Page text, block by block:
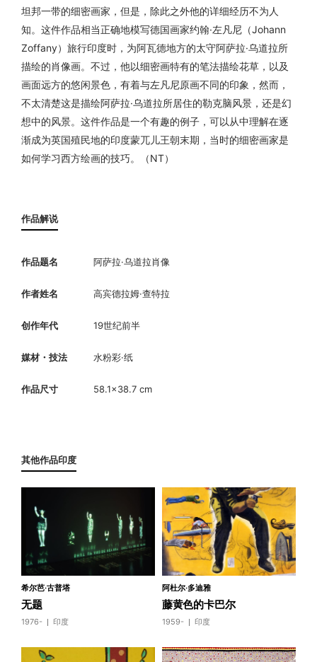
坦邦一带的细密画家，但是，除此之外他的详细经历不为人
知。这件作品相当正确地模写德国画家约翰·左凡尼（Johann
Zoffany）旅行印度时，为阿瓦德地方的太守阿萨拉·乌道拉所
描绘的肖像画。不过，他以细密画特有的笔法描绘花草，以及
画面远方的悠闲景色，有着与左凡尼原画不同的印象，然而，
不太清楚这是描绘阿萨拉·乌道拉所居住的勒克脑风景，还是幻
想中的风景。这件作品是一个有趣的例子，可以从中理解在逐
渐成为英国殖民地的印度蒙兀儿王朝末期，当时的细密画家是
如何学习西方绘画的技巧。（NT）
作品解说
作品题名 阿萨拉·乌道拉肖像
作者姓名 高宾德拉姆·查特拉
创作年代 19世纪前半
媒材・技法 水粉彩·纸
作品尺寸 58.1×38.7 cm
其他作品印度
希尔芭·古普塔
无题
1976- 印度
阿杜尔·多迪雅
藤黄色的卡巴尔
1959- 印度